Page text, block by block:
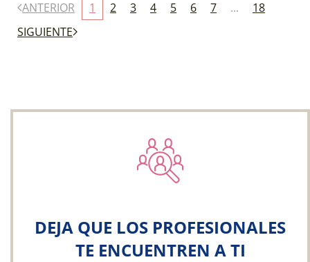
ANTERIOR 1 2 3 4 5 6 7 ...
18
SIGUIENTE
DEJA QUE LOS PROFESIONALES
TE ENCUENTREN A TI